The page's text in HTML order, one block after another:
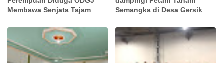
Membawa Senjata Tajam
Semangka di Desa Gersik